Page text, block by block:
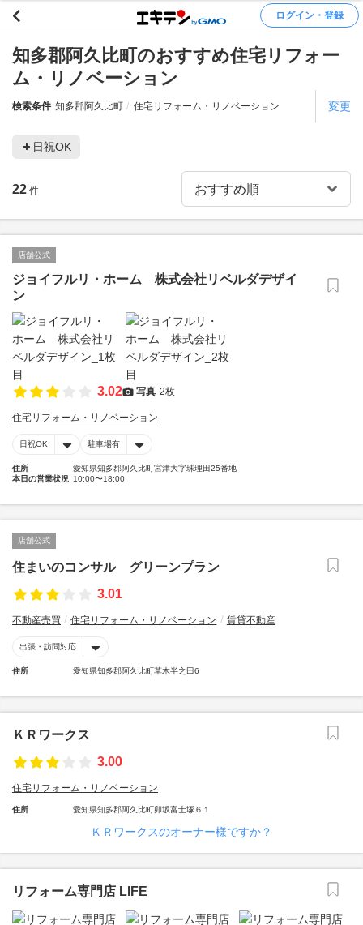
ログイン・登録
知多郡阿久比町のおすすめ住宅リフォー
ム・リノベーション
検索条件 知多郡阿久比町 住宅リフォーム・リノベーション 変更
日祝OK
22 件
店舗公式
ジョイフルリ・ホーム 株式会社リベルダデザイ
ン
3.02 写真 2枚
住宅リフォーム・リノベーション
日祝OK 駐車場有
住所
愛知県知多郡阿久比町宮津大字珠理田25番地
本日の営業状況 10:00〜18:00
店舗公式
住まいのコンサル グリーンプラン
3.01
不動産売買 住宅リフォーム・リノベーション 賃貸不動産
出張・訪問対応
住所 愛知県知多郡阿久比町草木半之田6
ＫＲワークス
3.00
住宅リフォーム・リノベーション
住所 愛知県知多郡阿久比町卯坂富士塚６１
ＫＲワークスのオーナー様ですか？
リフォーム専門店 LIFE